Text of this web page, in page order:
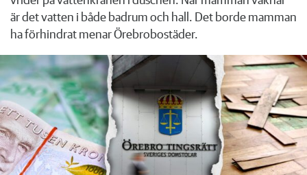
är det vatten i både badrum och hall. Det borde mamman
ha förhindrat menar Örebrobostäder.